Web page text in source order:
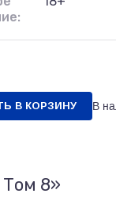
В КОРЗИНУ В
8»